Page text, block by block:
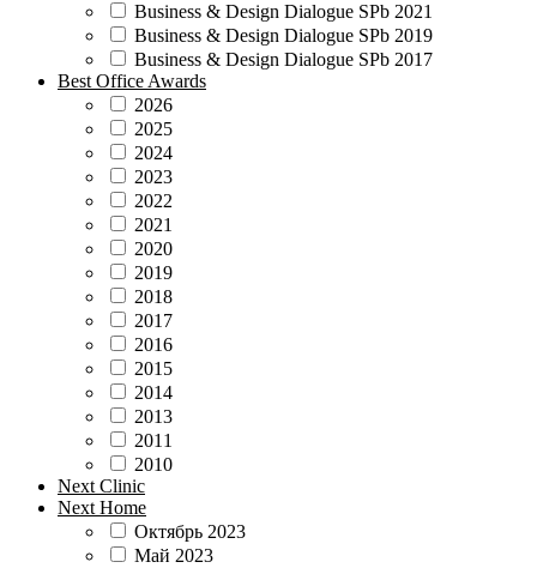
Business & Design Dialogue SPb 2021
Business & Design Dialogue SPb 2019
Business & Design Dialogue SPb 2017
Best Office Awards
2026
2025
2024
2023
2022
2021
2020
2019
2018
2017
2016
2015
2014
2013
2011
2010
Next Clinic
Next Home
Октябрь 2023
Май 2023